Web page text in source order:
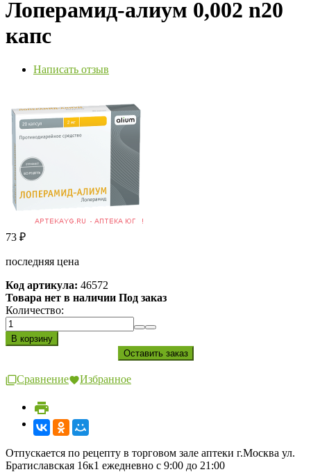
Лоперамид-алиум 0,002 n20
капс
Написать отзыв
73 ₽
последняя цена
Код артикула: 46572
Товара нет в наличии Под заказ
Количество:
Сравнение Избранное
Отпускается по рецепту в торговом зале аптеки г.Москва ул.
Братиславская 16к1 ежедневно с 9:00 до 21:00